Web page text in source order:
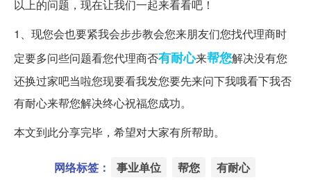
以上的问题，现在让我们一起来看看吧！
1、现您会也要紧我会步步教会您来朋友们您找代理商时
定要多问些问题看您代理商否有耐心来帮您解决没有您
还换过家吧当啦您现要看我发您要先来问下我哦看下我否
有耐心来帮您解决终心祝福您成功。
本文到此分享完毕，希望对大家有所帮助。
网络标签： 事业单位 帮您 有耐心